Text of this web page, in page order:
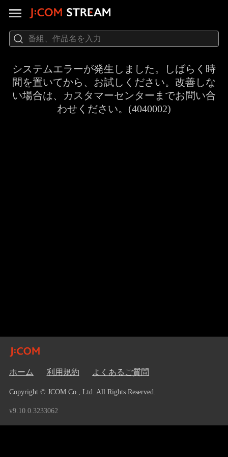
システムエラーが発生しました。しばらく時
間を置いてから、お試しください。改善しな
い場合は、カスタマーセンターまでお問い合
わせください。(4040002)
ホーム 利用規約 よくあるご質問
Copyright © JCOM Co., Ltd. All Rights Reserved.
v9.10.0.3233062